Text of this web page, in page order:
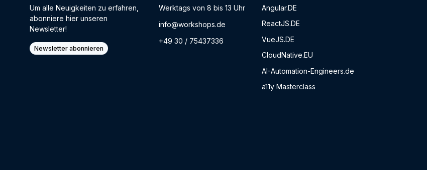
Um alle Neuigkeiten zu erfahren,
abonniere hier unseren
Newsletter!
Newsletter abonnieren
Werktags von 8 bis 13 Uhr
info@workshops.de
+49 30 / 75437336
Angular.DE
ReactJS.DE
VueJS.DE
CloudNative.EU
AI-Automation-Engineers.de
a11y Masterclass